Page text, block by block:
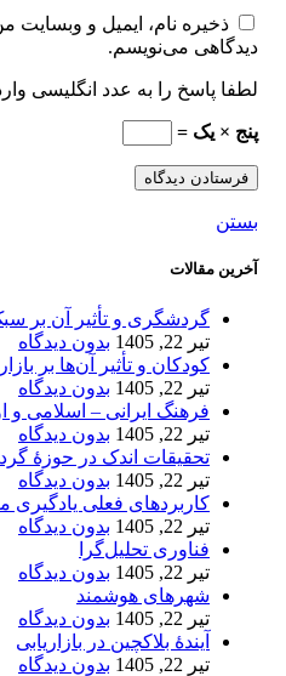
ذخیره نام، ایمیل و وبسایت
دیدگاهی می‌نویسم.
لطفا پاسخ را به عدد انگلیسی
پنج × یک =
بستن
آخرین مقالات
گردشگری و تأثیر آن بر
تیر 22, 1405
بدون دیدگاه
کودکان و تأثیر آن‌ها بر
تیر 22, 1405
بدون دیدگاه
فرهنگ ایرانی – اسلامی و
تیر 22, 1405
بدون دیدگاه
تحقیقات اندک در حوزۀ
تیر 22, 1405
بدون دیدگاه
کاربردهای فعلی یادگیری
تیر 22, 1405
بدون دیدگاه
فناوری تحلیل‌گرا
تیر 22, 1405
بدون دیدگاه
شهرهای هوشمند
تیر 22, 1405
بدون دیدگاه
آیندۀ بلاکچین در بازاریابی
تیر 22, 1405
بدون دیدگاه